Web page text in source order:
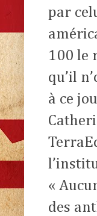
par
100 le
qu’il
à ce
«
des